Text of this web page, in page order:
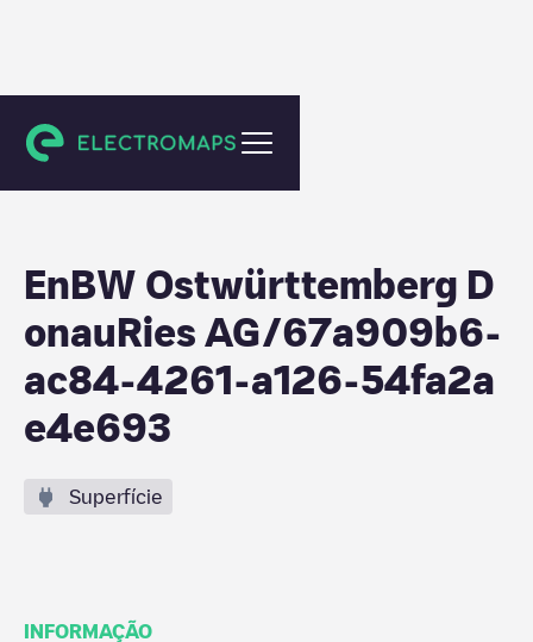
Gerstetten
EnBW Ostwürttemberg D
onauRies AG/67a909b6-
ac84-4261-a126-54fa2a
e4e693
Superfície
INFORMAÇÃO